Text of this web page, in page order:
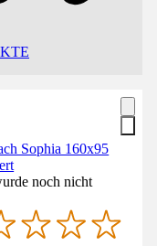
Sophia 160x95
noch nicht